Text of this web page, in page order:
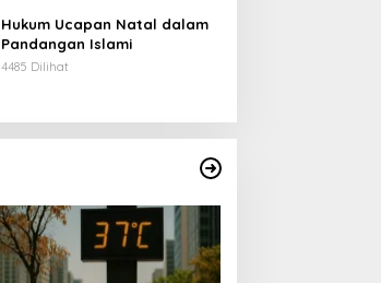
Hukum Ucapan Natal dalam
Pandangan Islami
4485 Dilihat